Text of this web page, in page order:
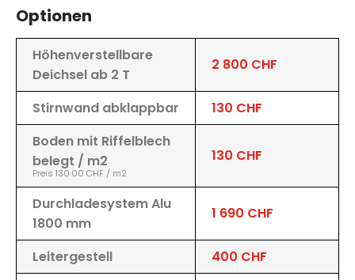
Optionen
Höhenverstellbare
Deichsel ab 2 T
2 800 CHF
Stirnwand abklappbar
130 CHF
Boden mit Riffelblech
belegt / m2
Preis 130.00 CHF / m2
130 CHF
Durchladesystem Alu
1800 mm
1 690 CHF
Leitergestell
400 CHF